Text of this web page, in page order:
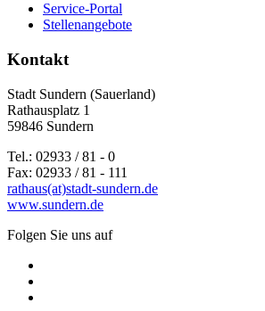
Service-Portal
Stellenangebote
Kontakt
Stadt Sundern (Sauerland)
Rathausplatz 1
59846 Sundern
Tel.: 02933 / 81 - 0
Fax: 02933 / 81 - 111
rathaus(at)stadt-sundern.de
www.sundern.de
Folgen Sie uns auf